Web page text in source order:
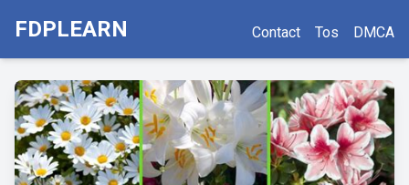
FDPLEARN Contact Tos DMCA